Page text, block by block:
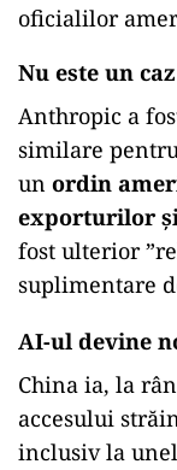
oficialilor
Nu este un
Anthropic a
similare
un ordin
exporturilor
fost ulterior
suplimentare
AI-ul devine
China ia, la
accesului
inclusiv la